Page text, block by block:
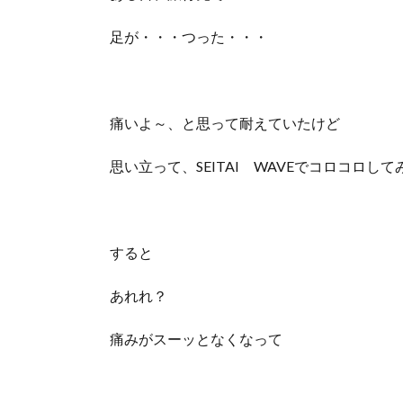
足が・・・つった・・・
痛いよ～、と思って耐えていたけど
思い立って、SEITAI WAVEでコロコロして
すると
あれれ？
痛みがスーッとなくなって